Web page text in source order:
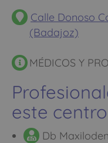
Calle Donoso
(Badajoz)
MÉDICOS Y
este
Db